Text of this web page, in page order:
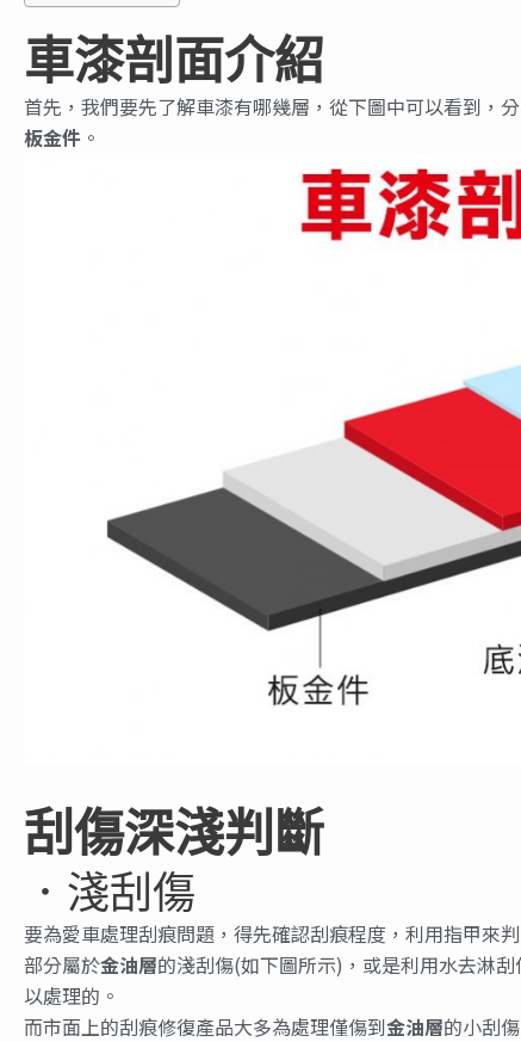
車漆剖面介紹
首先，我們要先了解車漆有哪幾層，從下圖中可以看到，
板金件 。
刮傷深淺判斷
．淺刮傷
要為愛車處理刮痕問題，得先確認刮痕程度，利用指甲來
部分屬於金油層的淺刮傷(如下圖所示)，或是利用水去淋
以處理的。
而市面上的刮痕修復產品大多為處理僅傷到金油層的小刮